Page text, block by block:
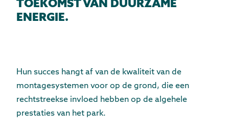
TOEKOMST VAN DUURZAME
ENERGIE.
Hun succes hangt af van de kwaliteit van de
montagesystemen voor op de grond, die een
rechtstreekse invloed hebben op de algehele
prestaties van het park.